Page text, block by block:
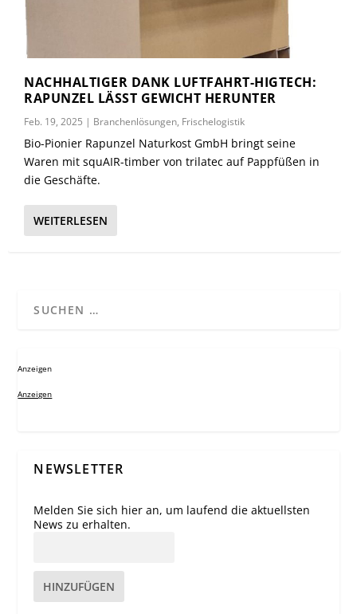
NACHHALTIGER DANK LUFTFAHRT-HIGTECH:
RAPUNZEL LÄSST GEWICHT HERUNTER
Feb. 19, 2025 | Branchenlösungen, Frischelogistik
Bio-Pionier Rapunzel Naturkost GmbH bringt seine
Waren mit squAIR-timber von trilatec auf Pappfüßen in
die Geschäfte.
WEITERLESEN
Anzeigen
Anzeigen
NEWSLETTER
Melden Sie sich hier an, um laufend die aktuellsten
News zu erhalten.
HINZUFÜGEN